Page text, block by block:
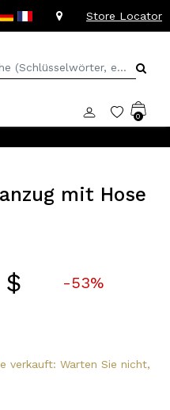
Store Locator
0
mit Hose
$ -53%
verkauft: Warten Sie nicht,